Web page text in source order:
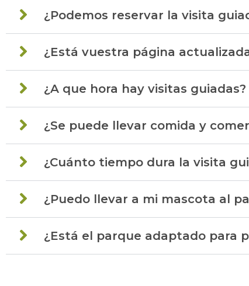
¿Podemos reservar la visita
¿Está vuestra página
¿A que hora hay visitas guiadas?
¿Se puede llevar comida y
¿Cuánto tiempo dura la visita
¿Puedo llevar a mi mascota al
¿Está el parque adaptado para